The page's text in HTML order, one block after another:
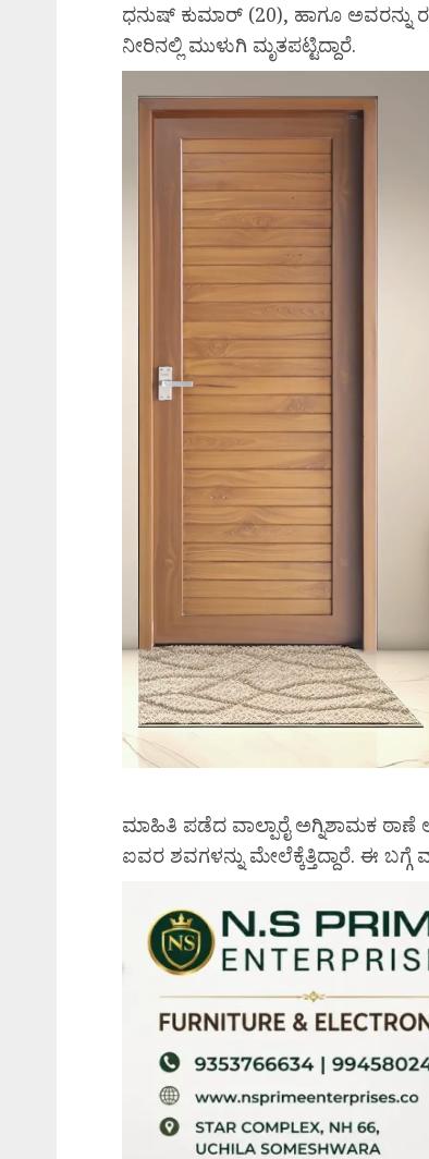
ಧನುಷ್ ಕುಮಾರ್ (20), ಹಾಗೂ
ನೀರಿನಲ್ಲಿ ಮುಳುಗಿ ಮೃತಪಟ್ಟಿದ್ದಾರೆ.
ಮಾಹಿತಿ ಪಡೆದ ವಾಲ್ಪಾರೈ ಅಗ್ನಿಶಾಮಕ
ಐವರ ಶವಗಳನ್ನು ಮೇಲೆಕ್ಕೆತ್ತಿದ್ದಾರೆ. ಈ ಬಗ್ಗೆ